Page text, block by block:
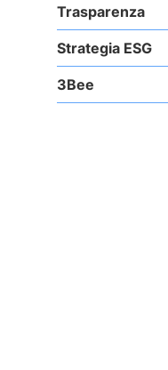
Trasparenza
Strategia ESG
3Bee